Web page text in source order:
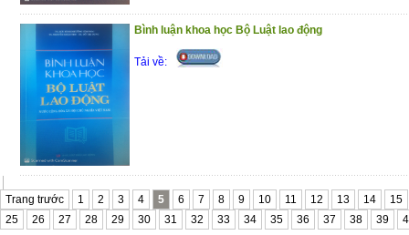
2020 đối với công chức, viên chức, người
Phần thứ ba. Hướng dẫn điều chỉnh
xã hội, bảo hiểm y tế đối với công chức,
Phần thứ tư
Phần thứ năm
bộ, công chức năm 2020
Phần thứ sáu
động, bảo hiểm xã hội, đưa người lao
nước ngoài theo hợp đồng
Bình luận khoa học Bộ Luật lao động
Tải về:
Trang trước 1 2 3 4 5 6 7 8 9 10 11 12 13 14
15
25
26 27 28 29 30 31 32 33 34 35 36 37 38 39